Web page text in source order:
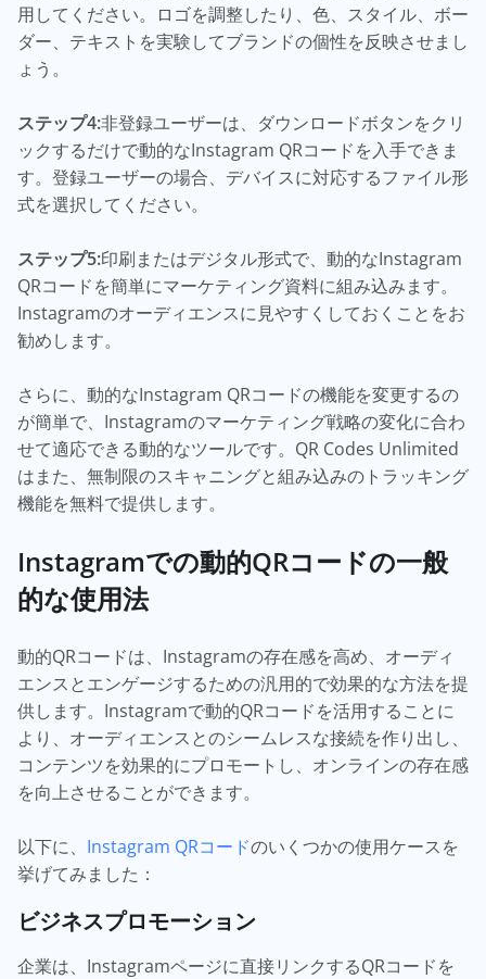
用してください。ロゴを調整したり、色、スタイル、ボー
ダー、テキストを実験してブランドの個性を反映させまし
ょう。
ステップ4:非登録ユーザーは、ダウンロードボタンをクリ
ックするだけで動的なInstagram QRコードを入手できま
す。登録ユーザーの場合、デバイスに対応するファイル形
式を選択してください。
ステップ5:印刷またはデジタル形式で、動的なInstagram
QRコードを簡単にマーケティング資料に組み込みます。
Instagramのオーディエンスに見やすくしておくことをお
勧めします。
さらに、動的なInstagram QRコードの機能を変更するの
が簡単で、Instagramのマーケティング戦略の変化に合わ
せて適応できる動的なツールです。QR Codes Unlimited
はまた、無制限のスキャニングと組み込みのトラッキング
機能を無料で提供します。
Instagramでの動的QRコードの一般
的な使用法
動的QRコードは、Instagramの存在感を高め、オーディ
エンスとエンゲージするための汎用的で効果的な方法を提
供します。Instagramで動的QRコードを活用することに
より、オーディエンスとのシームレスな接続を作り出し、
コンテンツを効果的にプロモートし、オンラインの存在感
を向上させることができます。
以下に、 Instagram QRコードのいくつかの使用ケースを
挙げてみました：
ビジネスプロモーション
企業は、Instagramページに直接リンクするQRコードを